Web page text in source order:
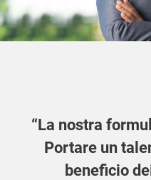
“La nostra
Portare un
beneficio